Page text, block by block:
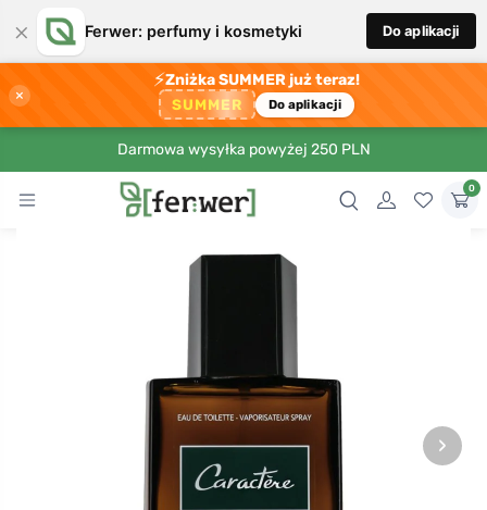
× Ferwer: perfumy i kosmetyki Do aplikacji
×
⚡Zniżka SUMMER już teraz!
SUMMER Do aplikacji
Darmowa wysyłka powyżej 250 PLN
0
›